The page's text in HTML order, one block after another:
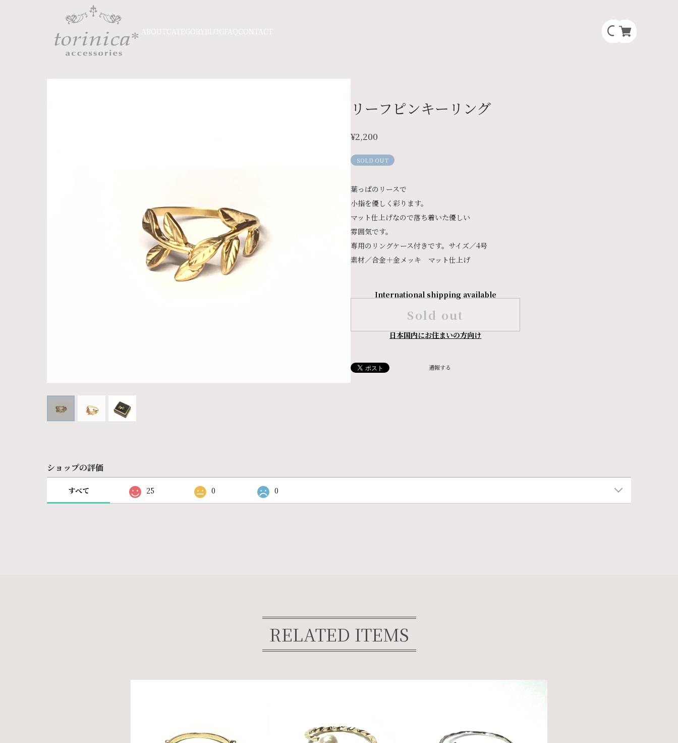
ABOUT CATEGORYBLOGFAQCONTACT
リーフピンキーリング
¥2,200
SOLD OUT
葉っぱのリースで
小指を優しく彩ります。
マット仕上げなので落ち着いた優しい
雰囲気です。
専用のリングケース付きです。サイズ／4号
素材／合金＋金メッキ マット仕上げ
International shipping available
Sold out
日本国内にお住まいの方向け
通報する
ショップの評価
すべて 25 0 0
RELATED ITEMS